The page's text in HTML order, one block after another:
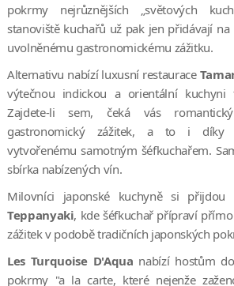
pokrmy nejrůznějších „světových
stanoviště kuchařů už pak jen přidávají
uvolněnému gastronomickému zážitku.
Alternativu nabízí luxusní restaurace
výtečnou indickou a orientální
Zajdete-li sem, čeká vás
gastronomický zážitek, a to i díky
vytvořenému samotným šéfkuchařem.
sbírka nabízených vín.
Milovníci japonské kuchyně si
Teppanyaki, kde šéfkuchař přípraví
zážitek v podobě tradičních japonských
Les Turquoise D'Aqua nabízí hostům
pokrmy "a la carte, které nejenže